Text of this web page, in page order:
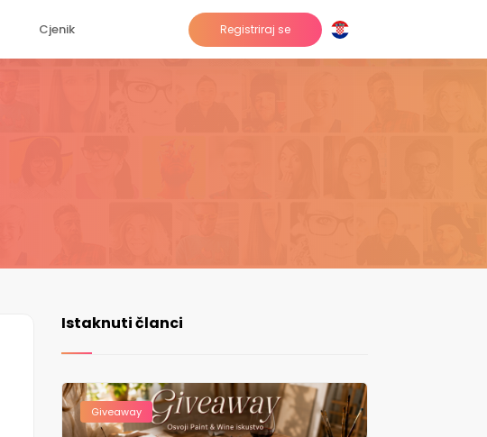
Cjenik Registriraj se
Istaknuti članci
Giveaway